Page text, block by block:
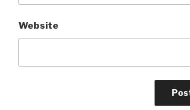
Website